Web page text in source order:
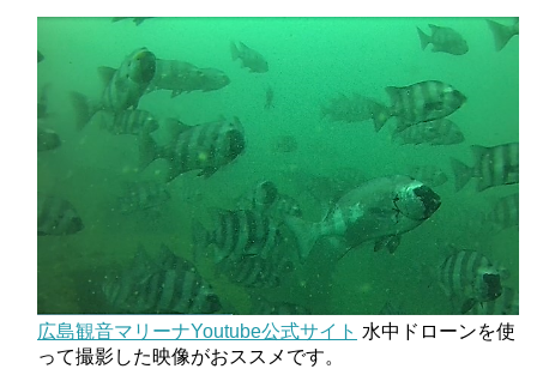
広島観音マリーナYoutube公式サイト 水中ドローンを使
って撮影した映像がおススメです。